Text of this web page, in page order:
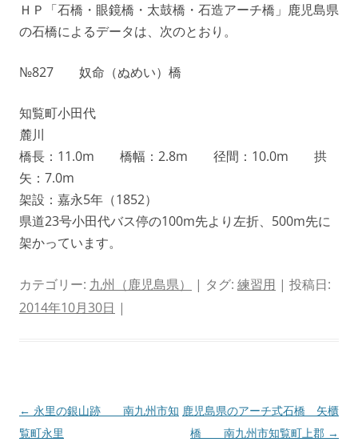
ＨＰ「石橋・眼鏡橋・太鼓橋・石造アーチ橋」鹿児島県
の石橋によるデータは、次のとおり。
№827 奴命（ぬめい）橋
知覧町小田代
麓川
橋長：11.0m 橋幅：2.8m 径間：10.0m 拱
矢：7.0m
架設：嘉永5年（1852）
県道23号小田代バス停の100m先より左折、500m先に
架かっています。
カテゴリー: 九州（鹿児島県） | タグ: 練習用 | 投稿日:
2014年10月30日 |
投
稿
← 永里の銀山跡 南九州市知
覧町永里
鹿児島県のアーチ式石橋 矢櫃
橋 南九州市知覧町上郡 →